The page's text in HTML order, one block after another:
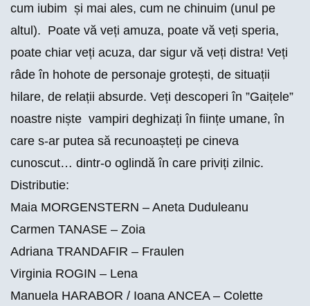
cum iubim și mai ales, cum ne chinuim (unul pe
altul). Poate vă veți amuza, poate vă veți speria,
poate chiar veți acuza, dar sigur vă veți distra! Veți
râde în hohote de personaje grotești, de situații
hilare, de relații absurde. Veți descoperi în ”Gaițele”
noastre niște vampiri deghizați în ființe umane, în
care s-ar putea să recunoașteți pe cineva
cunoscut… dintr-o oglindă în care priviți zilnic.
Distributie:
Maia MORGENSTERN – Aneta Duduleanu
Carmen TANASE – Zoia
Adriana TRANDAFIR – Fraulen
Virginia ROGIN – Lena
Manuela HARABOR / Ioana ANCEA – Colette